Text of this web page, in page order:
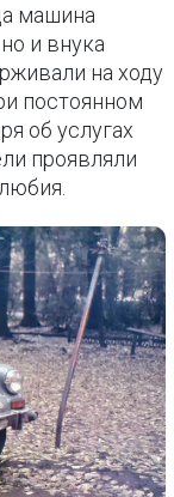
машина
и внука
на ходу
постоянном
об услугах
проявляли